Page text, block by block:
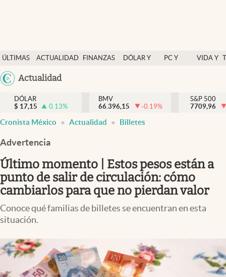
ÚLTIMAS
NOTICIAS
ACTUALIDAD
FINANZAS
DÓLAR Y
PC Y
VIDA Y
México
Actualidad
Actualidad
Finanzas y economía
Dólar y mercados
Brand Strategy
Pc y celular
Vida y estilo
Tv
Espiritualidad
Mediakit
DÓLAR
$ 17,15 0.13%
BMV
66.396,15
-0.19%
S&P 500
7709,96
Cronista México Actualidad Billetes
Advertencia
Último momento | Estos pesos están a
punto de salir de circulación: cómo
cambiarlos para que no pierdan valor
Conoce qué familias de billetes se encuentran en esta
situación.